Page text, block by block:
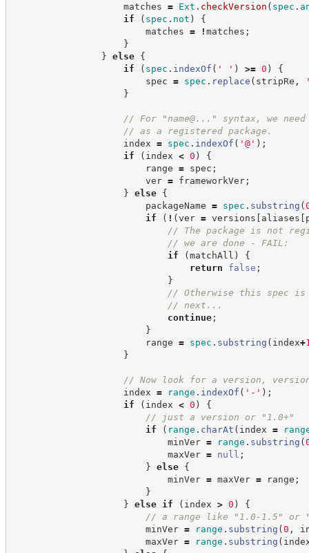
matches = Ext . checkVersion ( spec .
if
( spec . not )
{
matches = ! matches ;
}
} else
{
if
( spec . indexOf ( ' ' ) >= 0 )
{
spec = spec . replace ( stripRe ,
}
// For "name@..." syntax, we
// as a registered package.
index = spec . indexOf ( ' @' ) ;
if
( index < 0 )
{
range = spec ;
ver = frameworkVer;
} else
{
packageName = spec . substring (
if
( ! (ver = versions [ aliases [
// The package is not
// we are done - FAIL:
if
(matchAll )
{
return
false ;
}
// Otherwise this spec is
// next...
continue;
}
range = spec . substring ( index+
}
// Now look for a version,
index = range . indexOf ( ' - ' ) ;
if
( index < 0 )
{
// just a version or "1.0+"
if
( range . charAt ( index =
minVer = range . substring (
maxVer = null ;
} else
{
minVer = maxVer = range ;
}
} else if ( index > 0 )
{
// a range like "1.0-1.5" or
minVer = range . substring (0 ,
maxVer = range . substring (